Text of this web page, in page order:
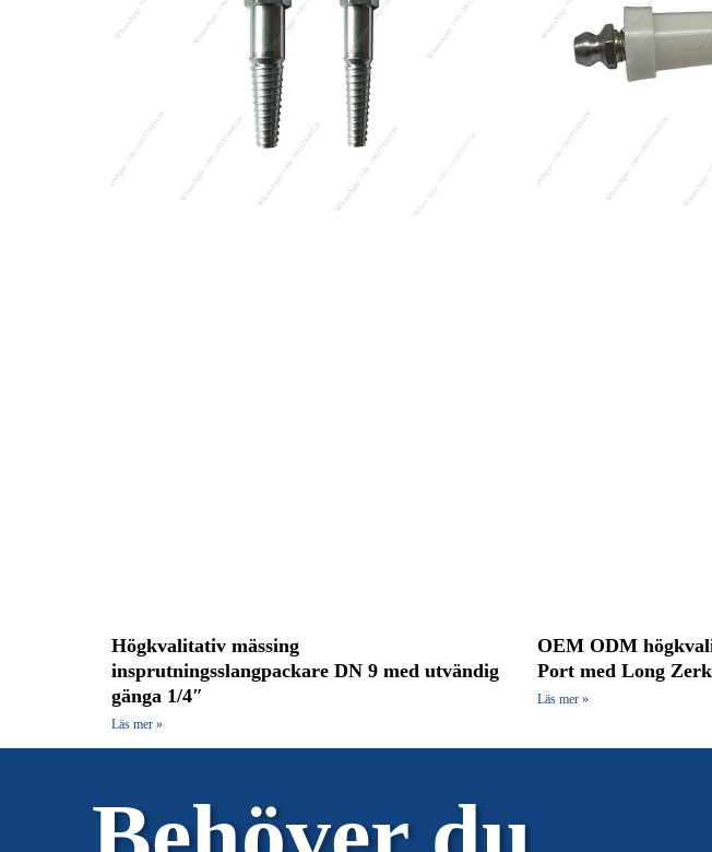
Högkvalitativ mässing
insprutningsslangpackare DN 9 med utvändig
gänga 1/4″
Läs mer »
OEM ODM
Port med Long Zerk
Läs mer »